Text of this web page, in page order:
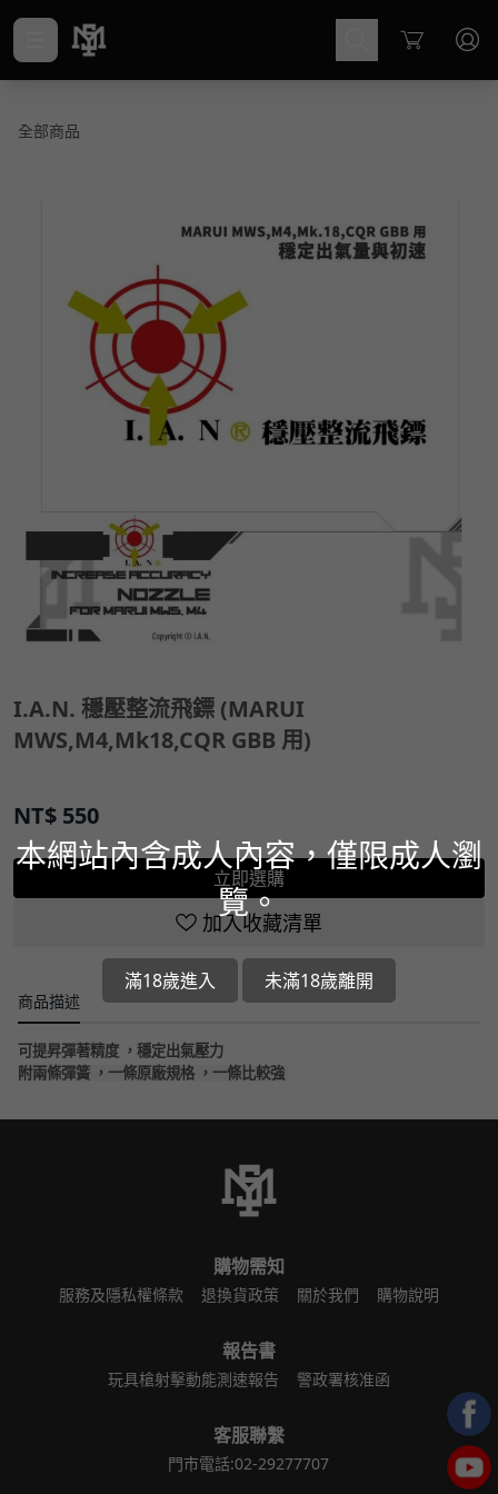
Cart
全部商品
I.A.N. 穩壓整流飛鏢 (MARUI
MWS,M4,Mk18,CQR GBB 用)
NT$ 550
立即選購
加入收藏清單
商品描述
可提昇彈著精度 ，穩定出氣壓力
附兩條彈簧 ，一條原廠規格 ，一條比較強
購物需知
服務及隱私權條款 退換貨政策 關於我們 購物說明
報告書
玩具槍射擊動能測速報告 警政署核准函
客服聯繫
門市電話:02-29277707
本網站內含成人內容，僅限成人瀏
覽。
滿18歲進入 未滿18歲離開